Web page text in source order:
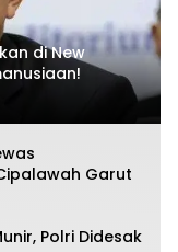
di New
Garut
Polri Didesak